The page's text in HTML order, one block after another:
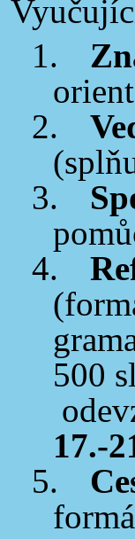
1.
2.
3.
4.
500
17.-
5.